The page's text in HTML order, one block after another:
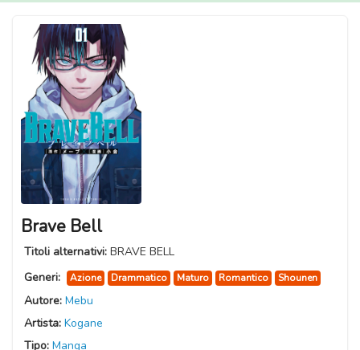
Brave Bell
Titoli alternativi: BRAVE BELL
Generi:
Azione Drammatico Maturo Romantico Shounen
Autore: Mebu
Artista: Kogane
Tipo: Manga